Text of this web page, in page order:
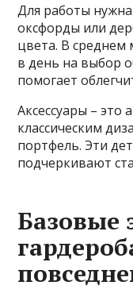
Для работы нужна
оксфорды или
цвета. В среднем
в день на выбор
помогает
Аксессуары – это
классическим
портфель. Эти
подчеркивают
Базовые